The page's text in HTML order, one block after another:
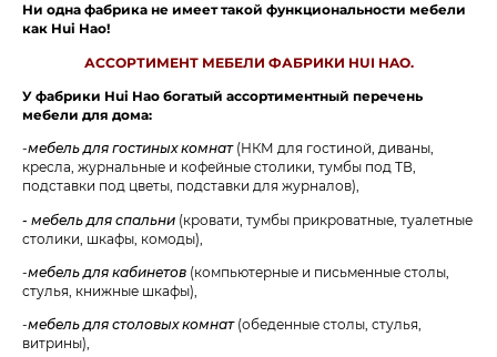
Ни одна фабрика не имеет такой функциональности мебели
как Hui Hao!
АССОРТИМЕНТ МЕБЕЛИ ФАБРИКИ HUI HAO.
У фабрики Hui Hao богатый ассортиментный перечень
мебели для дома:
-мебель для гостиных комнат(НКМ для гостиной, диваны,
кресла, журнальные и кофейные столики, тумбы под ТВ,
подставки под цветы, подставки для журналов),
- мебель для спальни (кровати, тумбы прикроватные, туалетные
столики, шкафы, комоды),
-мебель для кабинетов (компьютерные и письменные столы,
стулья, книжные шкафы),
-мебель для столовых комнат(обеденные столы, стулья,
витрины),